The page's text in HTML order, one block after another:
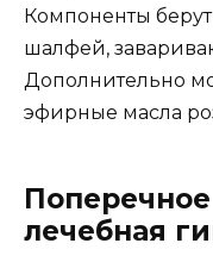
Компоненты
шалфей,
Дополнительно
эфирные масла
лечебная